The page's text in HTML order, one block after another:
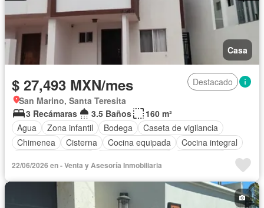
Casa
$ 27,493 MXN/mes
Destacado
San Marino, Santa Teresita
3 Recámaras
3.5 Baños
160 m²
Agua
Zona infantil Bodega
Caseta de vigilancia
Chimenea
Cisterna Cocina equipada
Cocina integral
Estacionamiento
Gas natural
Internet
Recámara con closet
Seguridad
Televisión por cable
Terraza Vista panorámica
Wifi
22/06/2026 en - Venta y Asesoría Inmobiliaria